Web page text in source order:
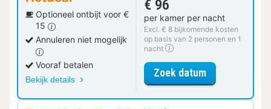
Optioneel ontbijt voor €
15
Annuleren niet mogelijk
Vooraf betalen
Bekijk details
€ 96
per kamer per nacht
Excl. € 8 bijkomende kosten
op basis van 2 personen en 1
nacht
Zoek datumvoor